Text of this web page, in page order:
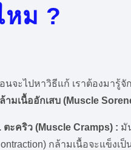
หม ?
นจะไปหาวิธีแก้ เราต้องมารู้จั
ามเนื้ออักเสบ (Muscle
ตะคริว (Muscle Cramps) : มั
กล้ามเนื้อจะแข็ง